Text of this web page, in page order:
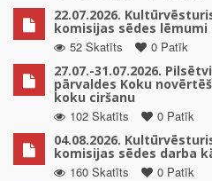
22.07.2026.
komisijas sēdes lēmumi
52 Skatīts
0 Patīk
27.07.-31.07.2026.
pārvaldes Koku
koku ciršanu
102 Skatīts
0 Patīk
04.08.2026.
komisijas sēdes darba
160 Skatīts
0 Patīk